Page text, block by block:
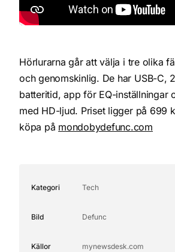
Hörlurarna går att välja i tre olika
och genomskinlig. De har USB-C,
batteritid, app för EQ-inställningar
med HD-ljud. Priset ligger på 699
köpa på mondobydefunc.com
Kategori Tech
Bild Defunc
Källor mynewsdesk.com